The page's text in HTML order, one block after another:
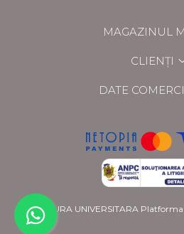
MAGAZINUL
CLIENȚI
DATE
EDITURA UNIVERSITARA